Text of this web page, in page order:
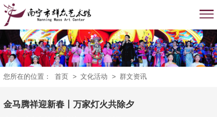
您所在的位置： 首页 > 文化活动 > 群文资讯
金马腾祥迎新春丨万家灯火共除夕